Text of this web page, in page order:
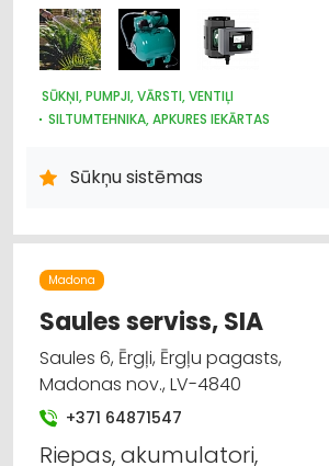
SŪKŅI, PUMPJI, VĀRSTI, VENTIĻI
SILTUMTEHNIKA, APKURES IEKĀRTAS
SILTUMAPGĀDE UN SILTUMTĪKLI
Sūkņu sistēmas
Madona
Saules serviss, SIA
Saules 6, Ērgļi, Ērgļu pagasts,
Madonas nov., LV-4840
+371 64871547
Riepas, akumulatori,